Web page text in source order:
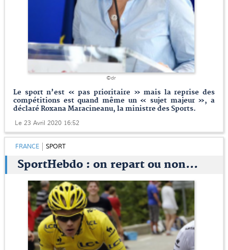
©dr
Le sport n’est « pas prioritaire » mais la reprise des
compétitions est quand même un « sujet majeur », a
déclaré Roxana Maracineanu, la ministre des Sports.
Le 23 Avril 2020 16:52
FRANCE SPORT
SportHebdo : on repart ou non…